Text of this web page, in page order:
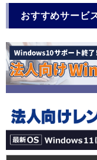
おすすめサービ